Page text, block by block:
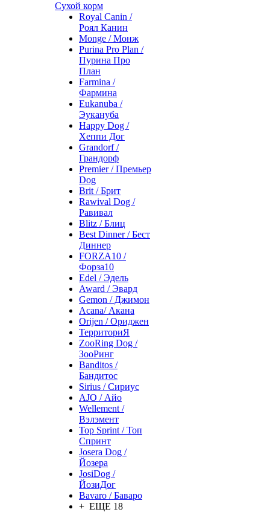
Сухой корм
Royal Canin /
Роял Канин
Monge / Монж
Purina Pro Plan /
Пурина Про
План
Farmina /
Фармина
Eukanuba /
Эукануба
Happy Dog /
Хеппи Дог
Grandorf /
Грандорф
Premier / Премьер
Dog
Brit / Брит
Rawival Dog /
Равивал
Blitz / Блиц
Best Dinner / Бест
Диннер
FORZA10 /
Форза10
Edel / Эдель
Award / Эвард
Gemon / Джимон
Acana/ Акана
Orijen / Ориджен
ТерриториЯ
ZooRing Dog /
ЗооРинг
Banditos /
Бандитос
Sirius / Сириус
AJO / Айо
Wellement /
Вэлэмент
Top Sprint / Топ
Спринт
Josera Dog /
Йозера
JosiDog /
ЙозиДог
Bavaro / Баваро
+ ЕЩЕ 18